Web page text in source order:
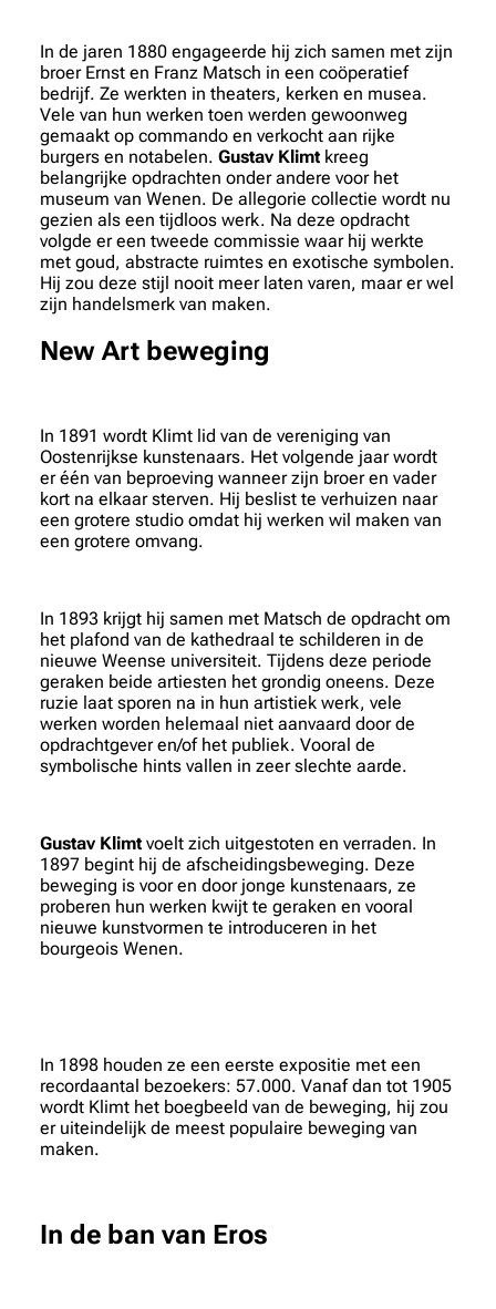
In de jaren 1880 engageerde hij zich samen met zijn
broer Ernst en Franz Matsch in een coöperatief
bedrijf. Ze werkten in theaters, kerken en musea.
Vele van hun werken toen werden gewoonweg
gemaakt op commando en verkocht aan rijke
burgers en notabelen. Gustav Klimt kreeg
belangrijke opdrachten onder andere voor het
museum van Wenen. De allegorie collectie wordt nu
gezien als een tijdloos werk. Na deze opdracht
volgde er een tweede commissie waar hij werkte
met goud, abstracte ruimtes en exotische symbolen.
Hij zou deze stijl nooit meer laten varen, maar er wel
zijn handelsmerk van maken.
New Art beweging
In 1891 wordt Klimt lid van de vereniging van
Oostenrijkse kunstenaars. Het volgende jaar wordt
er één van beproeving wanneer zijn broer en vader
kort na elkaar sterven. Hij beslist te verhuizen naar
een grotere studio omdat hij werken wil maken van
een grotere omvang.
In 1893 krijgt hij samen met Matsch de opdracht om
het plafond van de kathedraal te schilderen in de
nieuwe Weense universiteit. Tijdens deze periode
geraken beide artiesten het grondig oneens. Deze
ruzie laat sporen na in hun artistiek werk, vele
werken worden helemaal niet aanvaard door de
opdrachtgever en/of het publiek. Vooral de
symbolische hints vallen in zeer slechte aarde.
Gustav Klimt voelt zich uitgestoten en verraden. In
1897 begint hij de afscheidingsbeweging. Deze
beweging is voor en door jonge kunstenaars, ze
proberen hun werken kwijt te geraken en vooral
nieuwe kunstvormen te introduceren in het
bourgeois Wenen.
In 1898 houden ze een eerste expositie met een
recordaantal bezoekers: 57.000. Vanaf dan tot 1905
wordt Klimt het boegbeeld van de beweging, hij zou
er uiteindelijk de meest populaire beweging van
maken.
In de ban van Eros